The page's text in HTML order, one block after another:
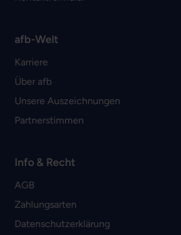
afb-Welt
Karriere
Über afb
Unsere Auszeichnungen
Partnerstimmen
Info & Recht
AGB
Zahlungsarten
Datenschutzerklärung